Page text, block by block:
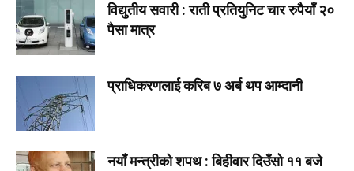
विद्युतीय सवारी : राती प्रतियुनिट चार रुपैयाँ २०
पैसा मात्र
प्राधिकरणलाई करिब ७ अर्ब थप आम्दानी
नयाँ मन्त्रीको शपथ : बिहीवार दिउँसो ११ बजे